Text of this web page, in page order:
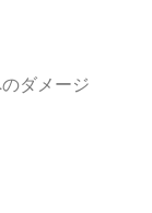
ダメージ